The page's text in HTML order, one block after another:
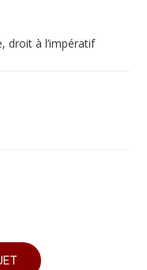
droit à l’impératif